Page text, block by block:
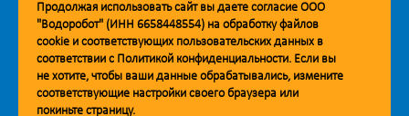
Мобильное приложение Vodorobot
Продолжая использовать сайт вы даете согласие ООО
"Водоробот" (ИНН 6658448554) на обработку файлов
cookie и соответствующих пользовательских данных в
соответствии с Политикой конфиденциальности. Если вы
не хотите, чтобы ваши данные обрабатывались, измените
соответствующие настройки своего браузера или
покиньте страницу.